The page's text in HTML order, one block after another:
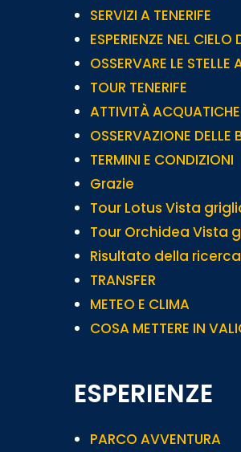
SERVIZI A TENERIFE
ESPERIENZE NEL CIELO
OSSERVARE LE STELLE
TOUR TENERIFE
ATTIVITÀ ACQUATICHE
OSSERVAZIONE DELLE
TERMINI E CONDIZIONI
Grazie
Tour Lotus Vista
Tour Orchidea Vista
Risultato della
TRANSFER
METEO E CLIMA
COSA METTERE IN
ESPERIENZE
PARCO AVVENTURA